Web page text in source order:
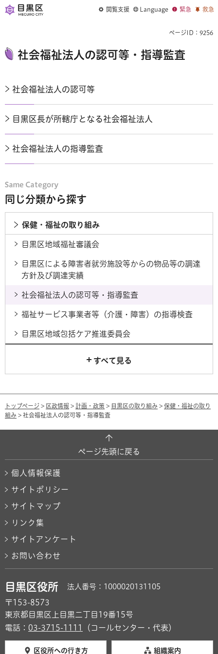
閲覧支援 Language 緊急 救急
ページID：9256
社会福祉法人の認可等・指導監査
社会福祉法人の認可等
目黒区長が所轄庁となる社会福祉法人
社会福祉法人の指導監査
同じ分類から探す
保健・福祉の取り組み
目黒区地域福祉審議会
目黒区による障害者就労施設等からの物品等の調達
方針及び調達実績
社会福祉法人の認可等・指導監査
福祉サービス事業者等（介護・障害）の指導検査
目黒区地域包括ケア推進委員会
すべて見る
トップページ > 区政情報 > 計画・政策 > 目黒区の取り組み > 保健・福祉の取り
組み > 社会福祉法人の認可等・指導監査
ページ先頭に戻る
個人情報保護
サイトポリシー
サイトマップ
リンク集
サイトアンケート
お問い合わせ
目黒区役所 法人番号：1000020131105
〒153-8573
東京都目黒区上目黒二丁目19番15号
電話： 03-3715-1111 （コールセンター・代表）
区役所への行き方 組織案内